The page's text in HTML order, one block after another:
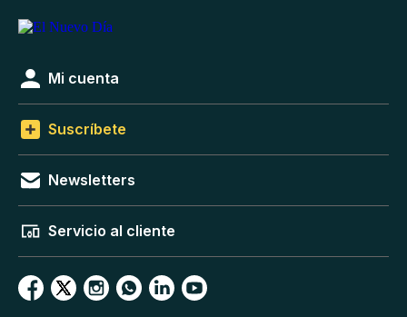
Mi cuenta
Suscríbete
Newsletters
Servicio al cliente